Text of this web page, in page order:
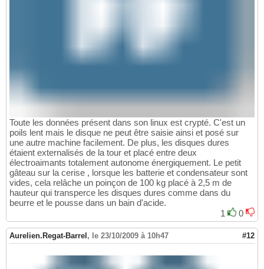
Toute les données présent dans son linux est crypté. C'est un
poils lent mais le disque ne peut être saisie ainsi et posé sur
une autre machine facilement. De plus, les disques dures
étaient externalisés de la tour et placé entre deux
électroaimants totalement autonome énergiquement. Le petit
gâteau sur la cerise , lorsque les batterie et condensateur sont
vides, cela relâche un poinçon de 100 kg placé à 2,5 m de
hauteur qui transperce les disques dures comme dans du
beurre et le pousse dans un bain d'acide.
1
0
Aurelien.Regat-Barrel, le 23/10/2009 à 10h47 #12